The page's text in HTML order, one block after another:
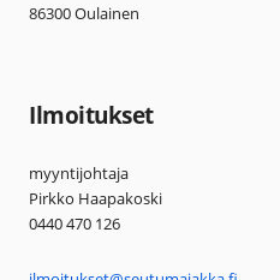
86300 Oulainen
Ilmoitukset
myyntijohtaja
Pirkko Haapakoski
0440 470 126